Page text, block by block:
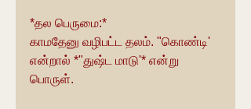
*தல பெருமை:*
காமதேனு வழிபட்ட தலம். "கொண்டி'
என்றால் *"துஷ்ட மாடு'* என்று
பொருள்.